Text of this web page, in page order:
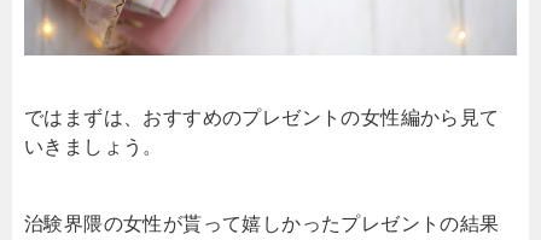
ではまずは、おすすめのプレゼントの女性編から見て
いきましょう。
治験界隈の女性が貰って嬉しかったプレゼントの結果